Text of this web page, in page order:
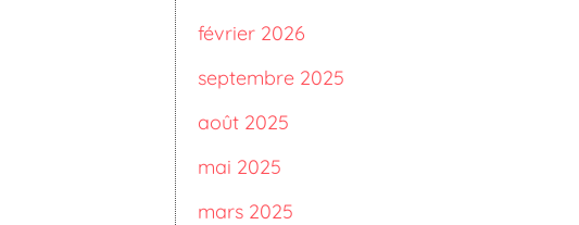
février 2026
septembre 2025
août 2025
mai 2025
mars 2025